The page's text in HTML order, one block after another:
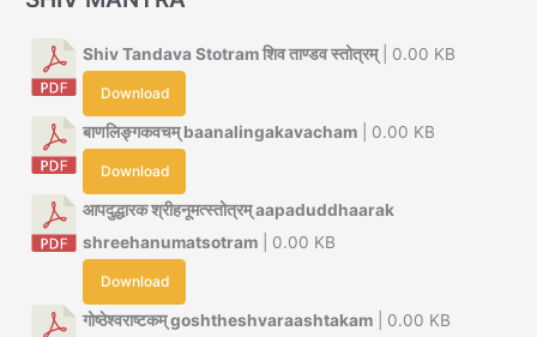
Shiv Tandava Stotram शिव ताण्डव स्तोत्रम्| 0.00 KB
Download
बाणलिङ्गकवचम् baanalingakavacham | 0.00 KB
Download
आपदुद्धारक श्रीहनूमत्स्तोत्रम् aapaduddhaarak
shreehanumatsotram | 0.00 KB
Download
गोष्ठेश्वराष्टकम् goshtheshvaraashtakam | 0.00 KB